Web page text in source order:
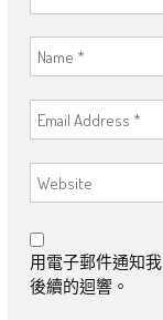
用電子郵件通知我
後續的迴響。